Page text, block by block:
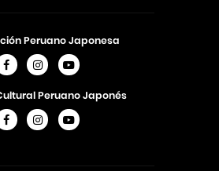
Peruano Japonesa
Peruano Japonés